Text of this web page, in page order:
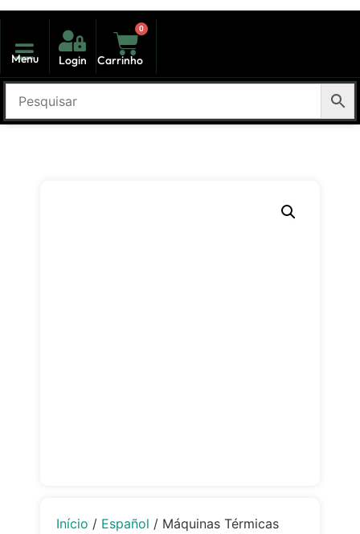
Menu Login
0
Carrinho
Início / Español / Máquinas Térmicas